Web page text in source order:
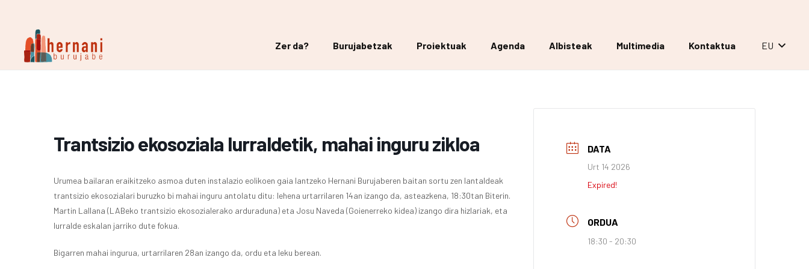
Zer da? Burujabetzak Proiektuak Agenda Albisteak Multimedia Kontaktua EU
Trantsizio ekosoziala lurraldetik, mahai inguru zikloa
Urumea bailaran eraikitzeko asmoa duten instalazio eolikoen gaia lantzeko Hernani Burujaberen baitan sortu zen lantaldeak
trantsizio ekosozialari buruzko bi mahai inguru antolatu ditu: lehena urtarrilaren 14an izango da, asteazkena, 18:30tan Biterin.
Martin Lallana (LABeko trantsizio ekosozialerako arduraduna) eta Josu Naveda (Goienerreko kidea) izango dira hizlariak, eta
lurralde eskalan jarriko dute fokua.
Bigarren mahai ingurua, urtarrilaren 28an izango da, ordu eta leku berean.
DATA
Urt 14 2026
Expired!
ORDUA
18:30 - 20:30